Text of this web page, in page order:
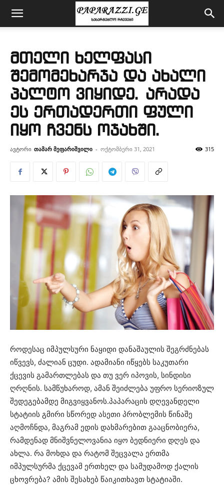
მთელი ხელფასი
შემომეხარჯა და ახალი
პალტო ვიყიდე. არადა
ეს ერთადერთი ფული
იყო ჩვენს ოჯახში.
ავტორი თამარ მეფარიშვილი - ოქტომბერი 31, 2021 315
როდესაც იმპულსური ნაყიდი დანაშაულის შეგრძნებას
იწვევს, ძალიან ცუდი. ადამიანი იწყებს საკუთარი
ქცევის გამართლებას და თუ ვერ იპოვის, სინდისი
ღრღნის. სამწუხაროდ, ამან შეიძლება უფრო სერიოზულ
შედეგებამდე მიგვიყვანოს.პაპარაცის დღევანდელი
სტატიის გმირი სწორედ ასეთი პრობლემის წინაშე
აღმოჩნდა, მაგრამ ედის დახმარებით გააცნობიერა,
რამდენად მნიშვნელოვანია იყო ბედნიერი დღეს და
ახლა. რა მოხდა და რატომ შეცვალა ერთმა
იმპულსურმა ქცევამ ერთხელ და სამუდამოდ ქალის
ცხოვრება? ამის შესახებ წაიკითხავთ სტატიაში.